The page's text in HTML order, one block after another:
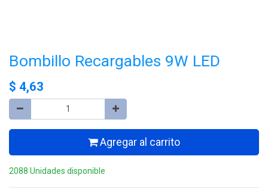
Bombillo Recargables 9W LED
$ 4,63
Agregar al carrito
2088 Unidades disponible